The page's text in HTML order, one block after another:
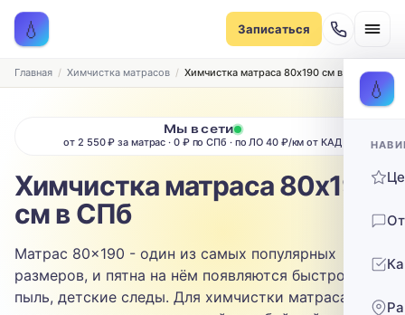
💧 Записаться
Записаться на химчистку
Рассчитаем стоимость и подберём удобное время
ТИП МЕБЕЛИ
ТИП ОБИВКИ
Выберите ткань…
Выберите загрязнение…
💧
Главная Химчистка матрасов Химчистка матраса 80х190 см в СПб
Мы в сети
от 2 550 ₽ за матрас · 0 ₽ по СПб · по ЛО 40 ₽/км от КАД
Химчистка матраса 80х190
см в СПб
Матрас 80×190 - один из самых популярных
размеров, и пятна на нём появляются быстро: пот,
пыль, детские следы. Для химчистки матраса